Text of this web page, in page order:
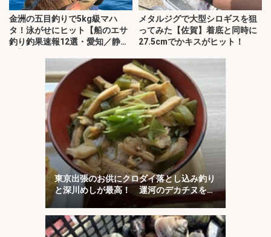
金洲の五目釣りで5kg級マハ
タ！泳がせにヒット【船のエサ
釣り釣果速報12選・愛知／静
メタルジグで大型シロギスを狙
ってみた【佐賀】着底と同時に
27.5cmでかキスがヒット！
東京出張のお供にクロダイ落とし込み釣り
と深川めしが最高！ 運河のデカチヌを狙